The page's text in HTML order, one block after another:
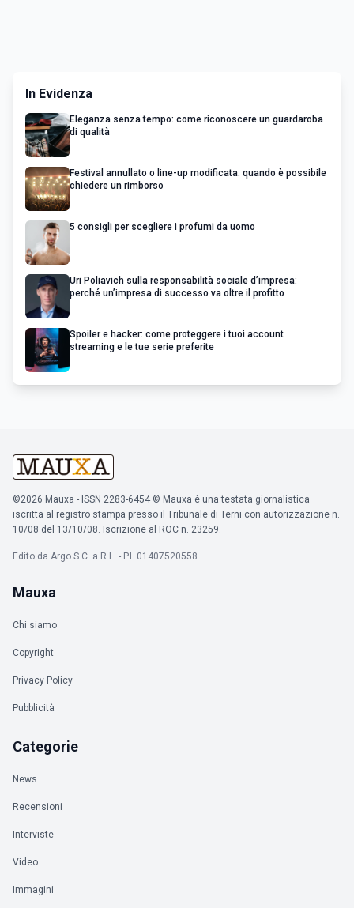
In Evidenza
Eleganza senza tempo: come riconoscere un guardaroba
di qualità
Festival annullato o line-up modificata: quando è possibile
chiedere un rimborso
5 consigli per scegliere i profumi da uomo
Uri Poliavich sulla responsabilità sociale d’impresa:
perché un’impresa di successo va oltre il profitto
Spoiler e hacker: come proteggere i tuoi account
streaming e le tue serie preferite
©2026 Mauxa - ISSN 2283-6454 © Mauxa è una testata giornalistica
iscritta al registro stampa presso il Tribunale di Terni con autorizzazione n.
10/08 del 13/10/08. Iscrizione al ROC n. 23259.
Edito da Argo S.C. a R.L. - P.I. 01407520558
Mauxa
Chi siamo
Copyright
Privacy Policy
Pubblicità
Categorie
News
Recensioni
Interviste
Video
Immagini